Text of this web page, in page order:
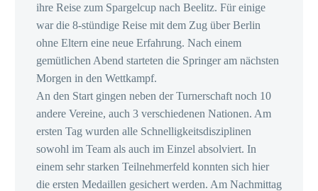
ihre Reise zum Spargelcup nach Beelitz. Für einige
war die 8-stündige Reise mit dem Zug über Berlin
ohne Eltern eine neue Erfahrung. Nach einem
gemütlichen Abend starteten die Springer am nächsten
Morgen in den Wettkampf.
An den Start gingen neben der Turnerschaft noch 10
andere Vereine, auch 3 verschiedenen Nationen. Am
ersten Tag wurden alle Schnelligkeitsdisziplinen
sowohl im Team als auch im Einzel absolviert. In
einem sehr starken Teilnehmerfeld konnten sich hier
die ersten Medaillen gesichert werden. Am Nachmittag